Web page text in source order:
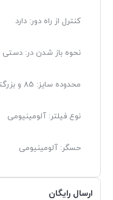
کنترل از راه دور: دارد
نحوه باز شدن در: دستی
محدوده سایز: 85 و بزرگتر از 85سانتي متر
نوع فیلتر: آلومینیومی
حسگر: آلومینیومی
ارسال رایگان